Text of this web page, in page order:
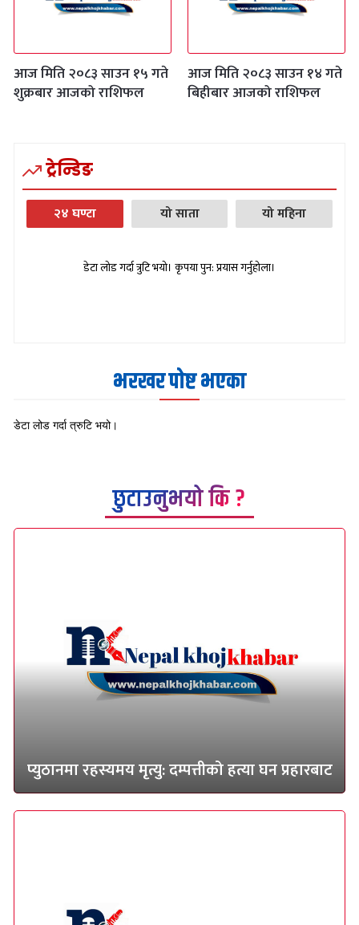
आज मिति २०८३ साउन १५ गते
शुक्रबार आजको राशिफल
आज मिति २०८३ साउन १४ गते
बिहीबार आजको राशिफल
ट्रेन्डिङ
२४ घण्टा यो साता यो महिना
डेटा लोड गर्दा त्रुटि भयो। कृपया पुन: प्रयास गर्नुहोला।
भरखर पोष्ट भएका
डेटा लोड गर्दा त्रुटि भयो।
छुटाउनुभयो कि ?
प्युठानमा रहस्यमय मृत्यु: दम्पत्तीको हत्या घन प्रहारबाट